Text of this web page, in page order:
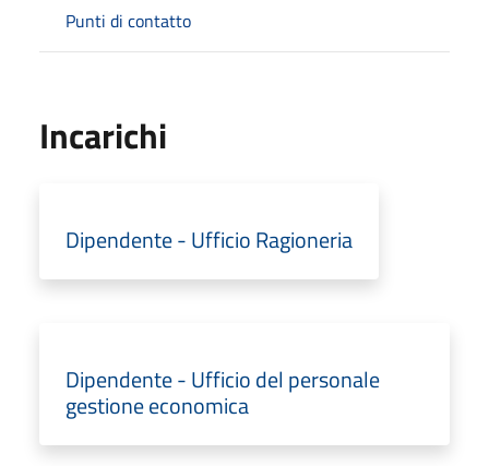
Punti di contatto
Incarichi
Dipendente - Ufficio Ragioneria
Dipendente - Ufficio del personale
gestione economica